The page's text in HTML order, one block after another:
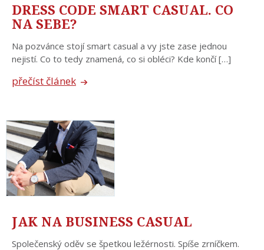
DRESS CODE SMART CASUAL. CO
NA SEBE?
Na pozvánce stojí smart casual a vy jste zase jednou
nejistí. Co to tedy znamená, co si obléci? Kde končí […]
přečíst článek
JAK NA BUSINESS CASUAL
Společenský oděv se špetkou ležérnosti. Spíše zrníčkem.